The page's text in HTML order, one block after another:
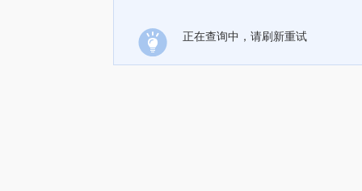
正在查询中，请刷新重试